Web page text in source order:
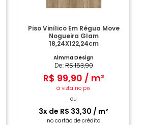
Piso Vinílico Em Régua Move
Nogueira Glam
18,24X122,24cm
Almma Design
De:R$153,90
R$ 99,90 / m²
à vista no pix
ou
3x de R$ 33,30 / m²
no cartão de crédito